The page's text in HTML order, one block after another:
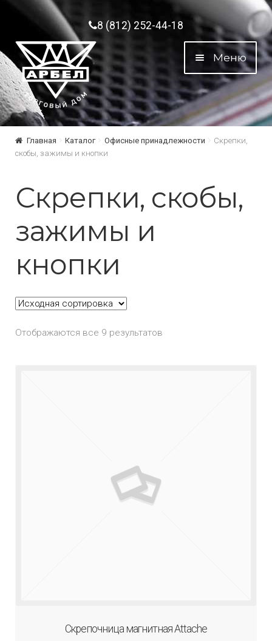
Перейти к навигации
Перейти к содержимому8 (812) 252-44-18
Меню
Главная Каталог Офисные принадлежности
Скрепки,
скобы, зажимы и кнопки
Скрепки, скобы,
зажимы и
кнопки
Отображаются все 9 результатов
Скрепочница магнитная Attache